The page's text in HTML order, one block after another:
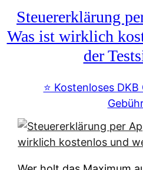
&
f
r
e
u
s
u
a
h
g
s
y
Steuererklärung
Was ist wirklich
der
⭐️ Kostenloses